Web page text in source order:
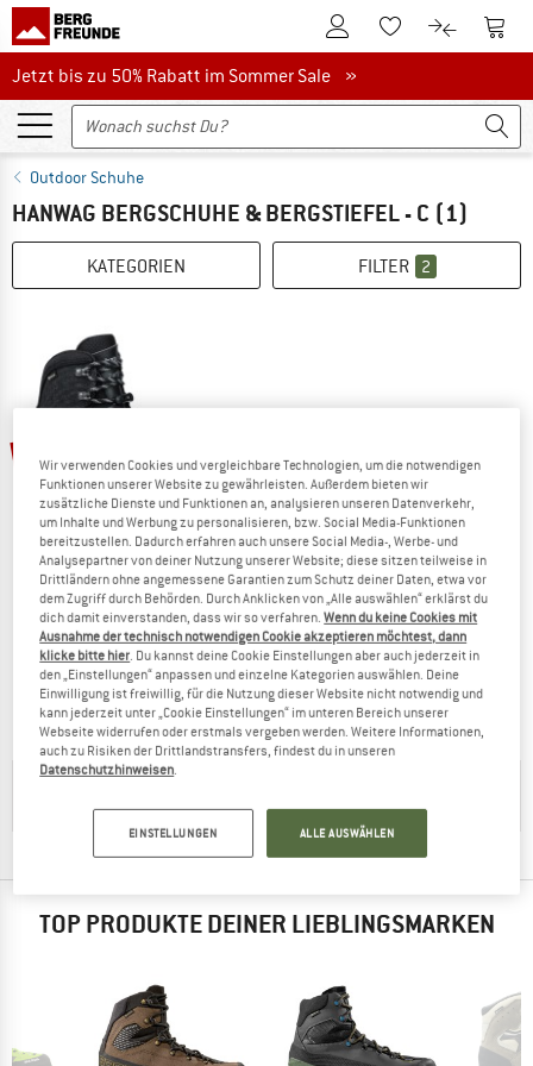
Zum KundenkontoZum Merkzettel.
Zum Zum
Jetzt bis zu 50% Rabatt im Sommer Sale
Jetzt bis zu 50% Rabatt im Sommer Sale »
Outdoor Schuhe
HANWAG BERGSCHUHE & BERGSTIEFEL - C (1)
KATEGORIEN FILTER 2
HANWAG
Ferrata Tour GTX
Bergschuhe
419,95 € 335,96 €
4,4(7)
HILFREICHE TIPPS GIBT'S IN UNSERER
KAUFBERATUNG
TOP PRODUKTE DEINER LIEBLINGSMARKEN
Wir verwenden Cookies und vergleichbare Technologien, um die notwendigen
Funktionen unserer Website zu gewährleisten. Außerdem bieten wir
zusätzliche Dienste und Funktionen an, analysieren unseren Datenverkehr,
um Inhalte und Werbung zu personalisieren, bzw. Social Media-Funktionen
bereitzustellen. Dadurch erfahren auch unsere Social Media-, Werbe- und
Analysepartner von deiner Nutzung unserer Website; diese sitzen teilweise in
Drittländern ohne angemessene Garantien zum Schutz deiner Daten, etwa vor
dem Zugriff durch Behörden. Durch Anklicken von „Alle auswählen“ erklärst du
dich damit einverstanden, dass wir so verfahren.Wenn du keine Cookies mit
Ausnahme der technisch notwendigen Cookie akzeptieren möchtest, dann
klicke bitte hier . Du kannst deine Cookie Einstellungen aber auch jederzeit in
den „Einstellungen“ anpassen und einzelne Kategorien auswählen. Deine
Einwilligung ist freiwillig, für die Nutzung dieser Website nicht notwendig und
kann jederzeit unter „Cookie Einstellungen“ im unteren Bereich unserer
Webseite widerrufen oder erstmals vergeben werden. Weitere Informationen,
auch zu Risiken der Drittlandstransfers, findest du in unseren
Datenschutzhinweisen
EINSTELLUNGEN ALLE AUSWÄHLEN